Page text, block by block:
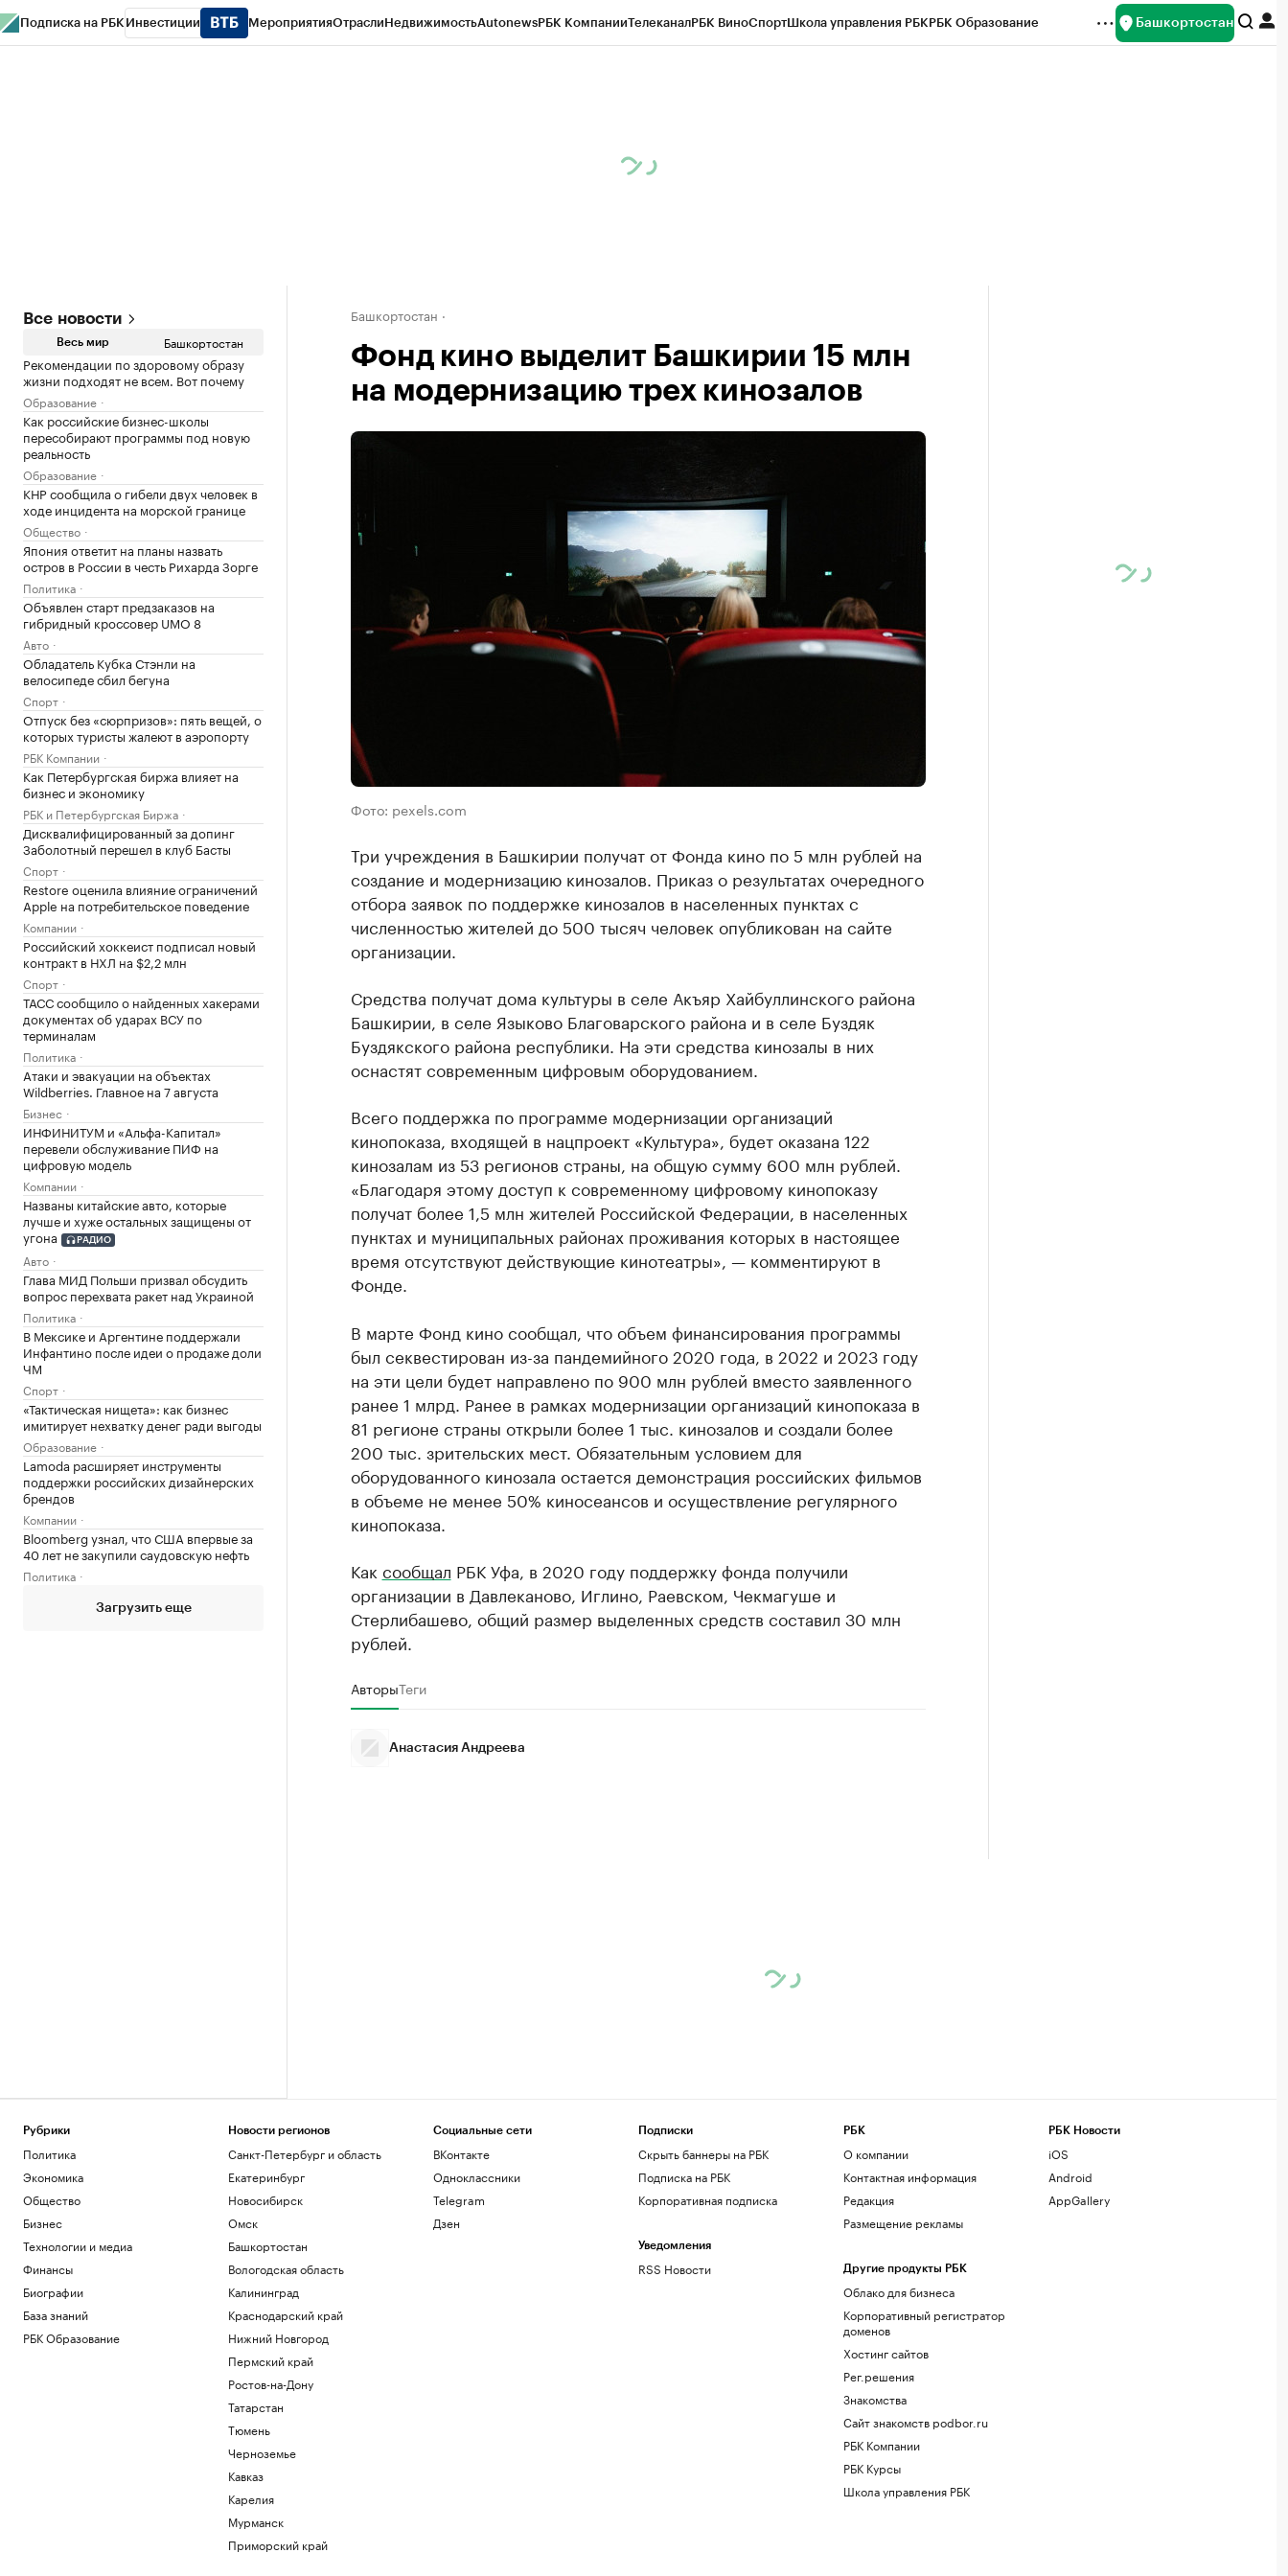
Подписка на РБК Инвестиции МероприятияОтраслиНедвижимостьAutonewsРБК КомпанииТелеканалРБК ВиноСпортШкола управления РБКРБК Образование Башкортостан
Все новости
Весь мир Башкортостан
Рекомендации по здоровому образу
жизни подходят не всем. Вот почему
Образование
Как российские бизнес-школы
пересобирают программы под новую
реальность
Образование
КНР сообщила о гибели двух человек в
ходе инцидента на морской границе
Общество
Япония ответит на планы назвать
остров в России в честь Рихарда Зорге
Политика
Объявлен старт предзаказов на
гибридный кроссовер UMO 8
Авто
Обладатель Кубка Стэнли на
велосипеде сбил бегуна
Спорт
Отпуск без «сюрпризов»: пять вещей, о
которых туристы жалеют в аэропорту
РБК Компании
Как Петербургская биржа влияет на
бизнес и экономику
РБК и Петербургская Биржа
Дисквалифицированный за допинг
Заболотный перешел в клуб Басты
Спорт
Restore оценила влияние ограничений
Apple на потребительское поведение
Компании
Российский хоккеист подписал новый
контракт в НХЛ на $2,2 млн
Спорт
ТАСС сообщило о найденных хакерами
документах об ударах ВСУ по
терминалам
Политика
Атаки и эвакуации на объектах
Wildberries. Главное на 7 августа
Бизнес
ИНФИНИТУМ и «Альфа-Капитал»
перевели обслуживание ПИФ на
цифровую модель
Компании
Названы китайские авто, которые
лучше и хуже остальных защищены от
угона
РАДИО
Авто
Глава МИД Польши призвал обсудить
вопрос перехвата ракет над Украиной
Политика
В Мексике и Аргентине поддержали
Инфантино после идеи о продаже доли
ЧМ
Спорт
«Тактическая нищета»: как бизнес
имитирует нехватку денег ради выгоды
Образование
Lamoda расширяет инструменты
поддержки российских дизайнерских
брендов
Компании
Bloomberg узнал, что США впервые за
40 лет не закупили саудовскую нефть
Политика
Загрузить еще
Башкортостан
Фонд кино выделит Башкирии 15 млн
на модернизацию трех кинозалов
Фото: pexels.com
Три учреждения в Башкирии получат от Фонда кино по 5 млн рублей на
создание и модернизацию кинозалов. Приказ о результатах очередного
отбора заявок по поддержке кинозалов в населенных пунктах с
численностью жителей до 500 тысяч человек опубликован на сайте
организации.
Средства получат дома культуры в селе Акъяр Хайбуллинского района
Башкирии, в селе Языково Благоварского района и в селе Буздяк
Буздякского района республики. На эти средства кинозалы в них
оснастят современным цифровым оборудованием.
Всего поддержка по программе модернизации организаций
кинопоказа, входящей в нацпроект «Культура», будет оказана 122
кинозалам из 53 регионов страны, на общую сумму 600 млн рублей.
«Благодаря этому доступ к современному цифровому кинопоказу
получат более 1,5 млн жителей Российской Федерации, в населенных
пунктах и муниципальных районах проживания которых в настоящее
время отсутствуют действующие кинотеатры», — комментируют в
Фонде.
В марте Фонд кино сообщал, что объем финансирования программы
был секвестирован из-за пандемийного 2020 года, в 2022 и 2023 году
на эти цели будет направлено по 900 млн рублей вместо заявленного
ранее 1 млрд. Ранее в рамках модернизации организаций кинопоказа в
81 регионе страны открыли более 1 тыс. кинозалов и создали более
200 тыс. зрительских мест. Обязательным условием для
оборудованного кинозала остается демонстрация российских фильмов
в объеме не менее 50% киносеансов и осуществление регулярного
кинопоказа.
Как сообщал РБК Уфа, в 2020 году поддержку фонда получили
организации в Давлеканово, Иглино, Раевском, Чекмагуше и
Стерлибашево, общий размер выделенных средств составил 30 млн
рублей.
АвторыТеги
Анастасия Андреева
Рубрики
Политика
Экономика
Общество
Бизнес
Технологии и медиа
Финансы
Биографии
База знаний
РБК Образование
Новости регионов
Санкт-Петербург и область
Екатеринбург
Новосибирск
Омск
Башкортостан
Вологодская область
Калининград
Краснодарский край
Нижний Новгород
Пермский край
Ростов-на-Дону
Татарстан
Тюмень
Черноземье
Кавказ
Карелия
Мурманск
Приморский край
Социальные сети
ВКонтакте
Одноклассники
Telegram
Дзен
Подписки
Скрыть баннеры на РБК
Подписка на РБК
Корпоративная подписка
Уведомления
RSS Новости
РБК
О компании
Контактная информация
Редакция
Размещение рекламы
Другие продукты РБК
Облако для бизнеса
Корпоративный регистратор
доменов
Хостинг сайтов
Рег.решения
Знакомства
Сайт знакомств podbor.ru
РБК Компании
РБК Курсы
Школа управления РБК
РБК Новости
iOS
Android
AppGallery